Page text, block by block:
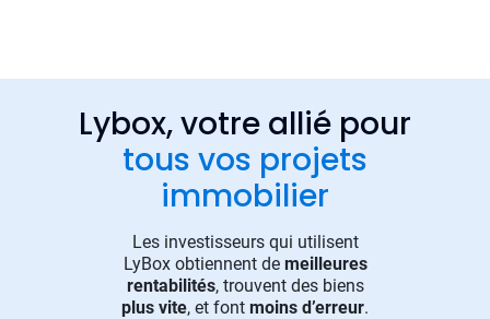
Lybox, votre allié pour
tous vos projets
immobilier
Les investisseurs qui utilisent
LyBox obtiennent de meilleures
rentabilités, trouvent des biens
plus vite, et font moins d’erreur.